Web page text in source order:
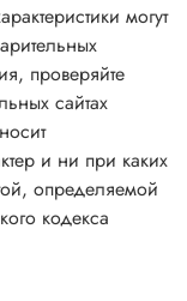
могут
проверяйте
сайтах
и ни при каких
определяемой
кодекса